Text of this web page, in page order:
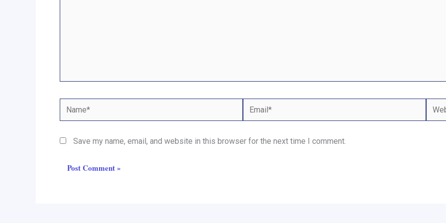
Name* Email*
Save my name, email, and website in this browser for the next time I comment.